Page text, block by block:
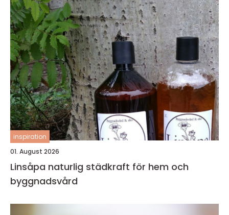
inspiration
01. August 2026
Linsåpa naturlig städkraft för hem och
byggnadsvård